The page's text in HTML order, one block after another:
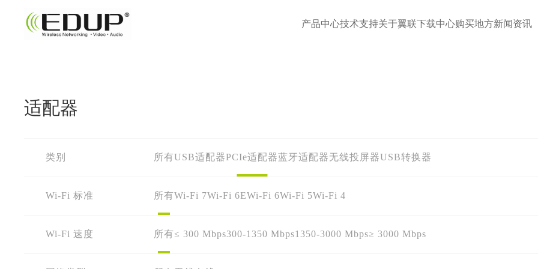
产品中心技术支持关于翼联下载中心购买地方新闻资讯
适配器
类别 所有USB适配器PCIe适配器蓝牙适配器无线投屏器USB转换器
Wi-Fi 标准 所有Wi-Fi 7Wi-Fi 6EWi-Fi 6Wi-Fi 5Wi-Fi 4
Wi-Fi 速度 所有≤ 300 Mbps300-1350 Mbps1350-3000 Mbps≥ 3000 Mbps